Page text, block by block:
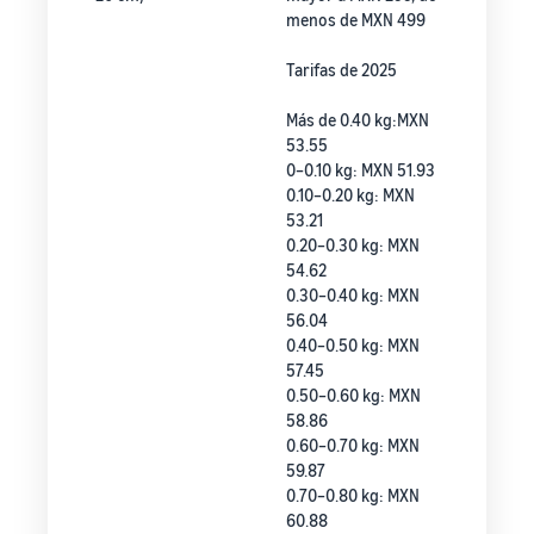
menos de MXN 499
Tarifas de 2025
Más de 0.40 kg:MXN
53.55
0–0.10 kg: MXN 51.93
0.10–0.20 kg: MXN
53.21
0.20–0.30 kg: MXN
54.62
0.30–0.40 kg: MXN
56.04
0.40–0.50 kg: MXN
57.45
0.50–0.60 kg: MXN
58.86
0.60–0.70 kg: MXN
59.87
0.70–0.80 kg: MXN
60.88